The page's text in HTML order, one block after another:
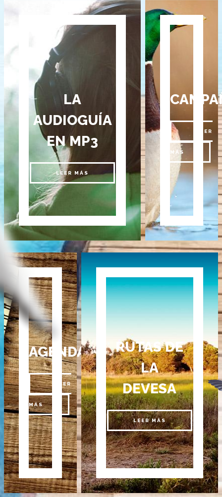
LA
AUDIOGUÍA
EN MP3
LEER MÁS
LEER
MÁS
AGENDA
LEER
MÁS
RUTAS DE
LA
DEVESA
LEER MÁS